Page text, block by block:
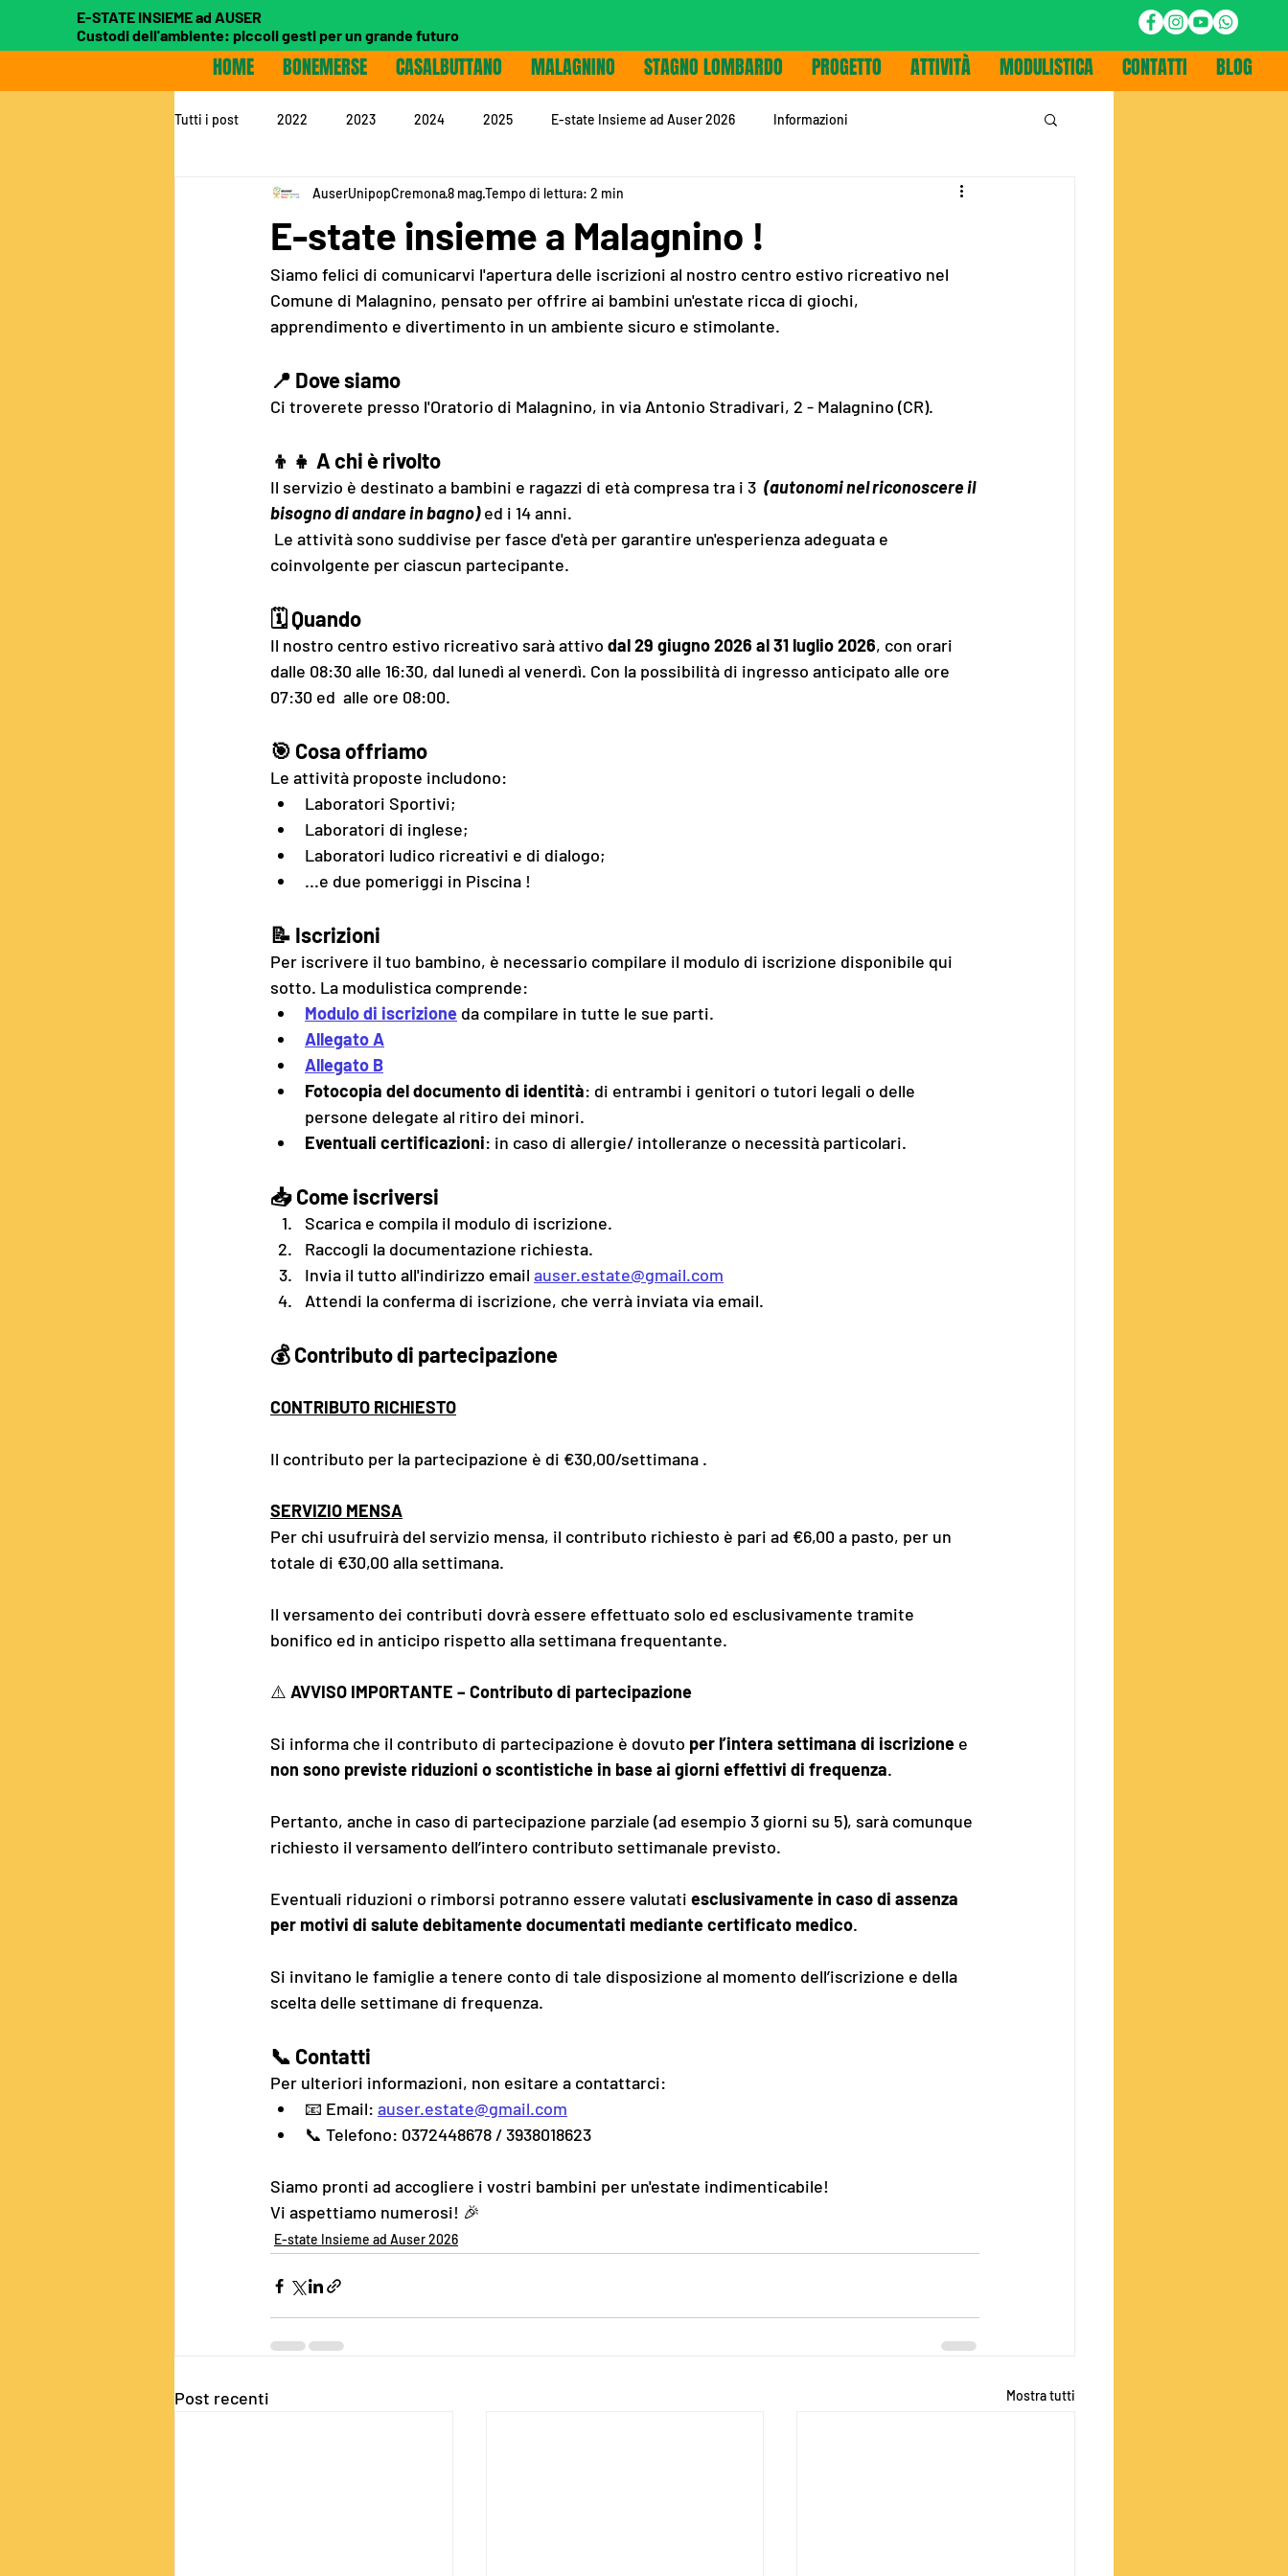
E-STATE INSIEME ad AUSER
Custodi dell'ambiente: piccoli gesti per un grande futuro
HOME BONEMERSE CASALBUTTANO MALAGNINO STAGNO LOMBARDO PROGETTO ATTIVITÀ MODULISTICA CONTATTI BLOG
Tutti i post 2022 2023 2024 2025 E-state Insieme ad Auser 2026 Informazioni
E-state insieme a Malagnino !
AuserUnipopCremona8 magTempo di lettura: 2 min
Siamo felici di comunicarvi l'apertura delle iscrizioni al nostro centro estivo ricreativo nel
Comune di Malagnino, pensato per offrire ai bambini un'estate ricca di giochi,
apprendimento e divertimento in un ambiente sicuro e stimolante.
📍 Dove siamo
Ci troverete presso l'Oratorio di Malagnino, in via Antonio Stradivari, 2 - Malagnino (CR).
👦👧 A chi è rivolto
Il servizio è destinato a bambini e ragazzi di età compresa tra i 3 (autonomi nel riconoscere il
bisogno di andare in bagno) ed i 14 anni.
coinvolgente per ciascun partecipante.
🗓️ Quando
Il nostro centro estivo ricreativo sarà attivo dal 29 giugno 2026 al 31 luglio 2026, con orari
dalle 08:30 alle 16:30, dal lunedì al venerdì. Con la possibilità di ingresso anticipato alle ore
07:30 ed  alle ore 08:00.
🎯 Cosa offriamo
Le attività proposte includono:
Laboratori Sportivi;
Laboratori di inglese;
Laboratori ludico ricreativi e di dialogo;
...e due pomeriggi in Piscina !
📝 Iscrizioni
Per iscrivere il tuo bambino, è necessario compilare il modulo di iscrizione disponibile qui
sotto. La modulistica comprende:
Modulo di iscrizione da compilare in tutte le sue parti.
Allegato A
Allegato B
Fotocopia del documento di identità: di entrambi i genitori o tutori legali o delle
persone delegate al ritiro dei minori.
Eventuali certificazioni: in caso di allergie/ intolleranze o necessità particolari.
📥 Come iscriversi
Scarica e compila il modulo di iscrizione.
Raccogli la documentazione richiesta.
Invia il tutto all'indirizzo email auser.estate@gmail.com
Attendi la conferma di iscrizione, che verrà inviata via email.
💰 Contributo di partecipazione
CONTRIBUTO RICHIESTO
Il contributo per la partecipazione è di €30,00/settimana .
SERVIZIO MENSA
Per chi usufruirà del servizio mensa, il contributo richiesto è pari ad €6,00 a pasto, per un
totale di €30,00 alla settimana.
Il versamento dei contributi dovrà essere effettuato solo ed esclusivamente tramite
bonifico ed in anticipo rispetto alla settimana frequentante.
⚠️ AVVISO IMPORTANTE – Contributo di partecipazione
Si informa che il contributo di partecipazione è dovuto per l’intera settimana di iscrizione e
non sono previste riduzioni o scontistiche in base ai giorni effettivi di frequenza.
Pertanto, anche in caso di partecipazione parziale (ad esempio 3 giorni su 5), sarà comunque
richiesto il versamento dell’intero contributo settimanale previsto.
Eventuali riduzioni o rimborsi potranno essere valutati esclusivamente in caso di assenza
per motivi di salute debitamente documentati mediante certificato medico.
Si invitano le famiglie a tenere conto di tale disposizione al momento dell’iscrizione e della
scelta delle settimane di frequenza.
📞 Contatti
Per ulteriori informazioni, non esitare a contattarci:
📧 Email: auser.estate@gmail.com
📞 Telefono: 0372448678 / 3938018623
Siamo pronti ad accogliere i vostri bambini per un'estate indimenticabile!
Vi aspettiamo numerosi! 🎉
E-state Insieme ad Auser 2026
Post recenti Mostra tutti